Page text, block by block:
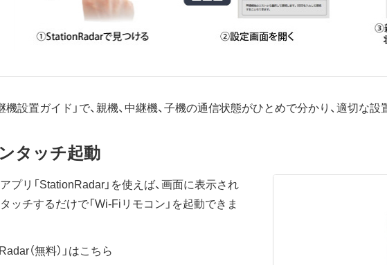
機設置ガイド」で、親機、中継機、子機の通信状態がひとめで分かり、適切な
タッチ起動
プリ「StationRadar」を使えば、画面に表示され
ッチするだけで「Wi-Fiリモコン」を起動できま
（無料）」はこちら